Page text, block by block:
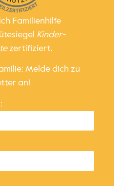
Familienhilfe
Kinder­
zertifiziert.
Melde dich zu
an!